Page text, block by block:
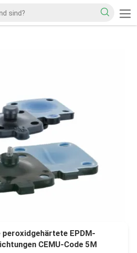
EPDM-
CEMU-Code 5M